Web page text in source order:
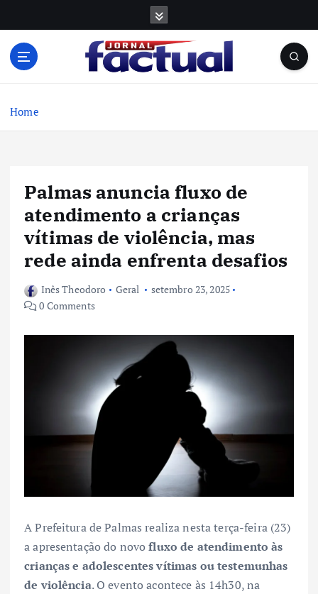
Home
Palmas anuncia fluxo de
atendimento a crianças
vítimas de violência, mas
rede ainda enfrenta desafios
Inês Theodoro Geral
setembro 23, 2025
0 Comments
A Prefeitura de Palmas realiza nesta terça-feira (23)
a apresentação do novofluxo de atendimento às
crianças e adolescentes vítimas ou testemunhas
de violência. O evento acontece às 14h30, na